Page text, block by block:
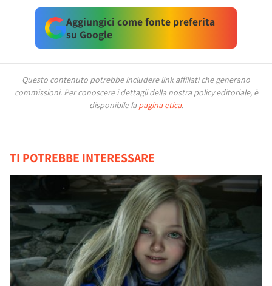
Aggiungici come fonte preferita
su Google
Questo contenuto potrebbe includere link affiliati che generano
commissioni. Per conoscere i dettagli della nostra policy editoriale, è
disponibile la pagina etica.
TI POTREBBE INTERESSARE